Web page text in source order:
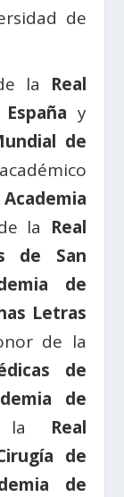
de
la Real
y
de
la Real
de San
de
Letras
de la
de
de
la Real
de
de